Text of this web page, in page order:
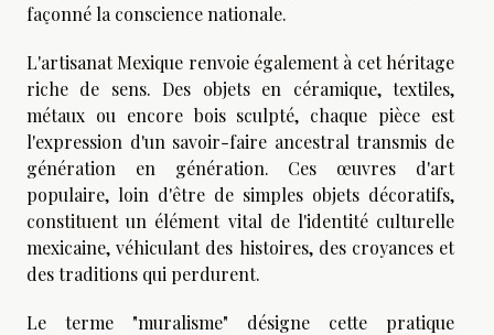
façonné la conscience nationale.
L'artisanat Mexique renvoie également à cet héritage
riche de sens. Des objets en céramique, textiles,
métaux ou encore bois sculpté, chaque pièce est
l'expression d'un savoir-faire ancestral transmis de
génération en génération. Ces œuvres d'art
populaire, loin d'être de simples objets décoratifs,
constituent un élément vital de l'identité culturelle
mexicaine, véhiculant des histoires, des croyances et
des traditions qui perdurent.
Le terme "muralisme" désigne cette pratique